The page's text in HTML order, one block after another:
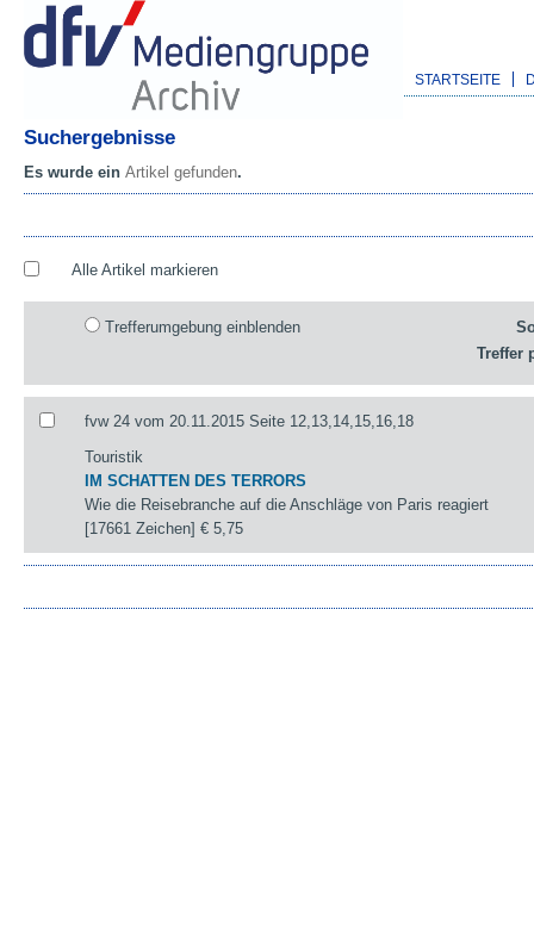
STARTSEITE
Suchergebnisse
Es wurde ein Artikel gefunden.
Alle Artikel markieren
Trefferumgebung einblenden
Treffer
fvw 24 vom 20.11.2015 Seite 12,13,14,15,16,18
Touristik
IM SCHATTEN DES TERRORS
Wie die Reisebranche auf die Anschläge von Paris reagiert
[17661 Zeichen]€ 5,75